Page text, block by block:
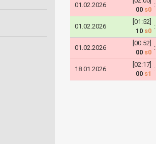
01.02.2026
00 s0
:
01.02.2026
[01:52]
10 s0
:
01.02.2026
[00:52]
00 s0
:
18.01.2026
[02:17]
00 s1
: